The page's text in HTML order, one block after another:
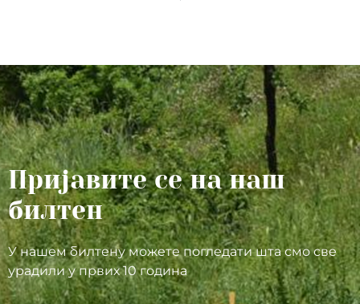
Пријавите се на наш
билтен
У нашем билтену можете погледати шта смо све
урадили у првих 10 година